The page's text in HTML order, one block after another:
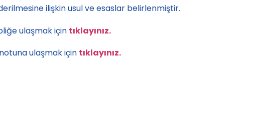
ilişkin usul ve esaslar belirlenmiştir.
ulaşmak için tıklayınız.
notuna ulaşmak için tıklayınız.